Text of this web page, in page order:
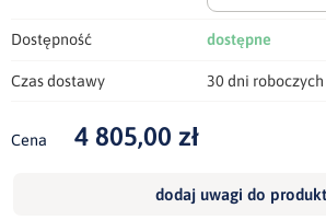
Dostępność dostępne
Czas dostawy 30 dni roboczych
Cena 4 805,00 zł
dodaj uwagi do